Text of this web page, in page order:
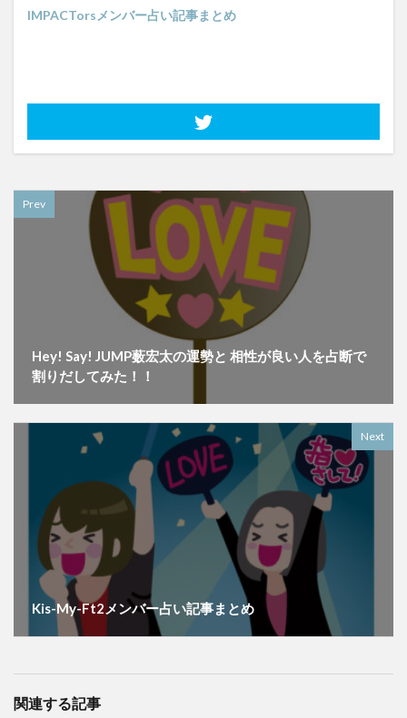
IMPACTorsメンバー占い記事まとめ
Prev
Hey! Say! JUMP薮宏太の運勢と 相性が良い人を占断で
割りだしてみた！！
Next
Kis-My-Ft2メンバー占い記事まとめ
関連する記事